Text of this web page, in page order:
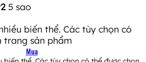
5 sao
biến thể. Các tùy chọn có
trang sản phẩm
Mua